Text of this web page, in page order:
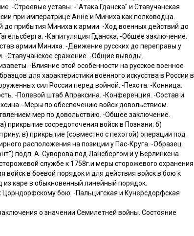
-Строевые уставы. -"Атака Гданска" и Ставучанская
при императрице Анне и Миниха как полководца.
до прибытия Миниха к армии. -Ход военных действий до
-Капитуляция Гданска. -Общее заключение.
армии Миниха. -Движение русских до переправы у
-Ставучанское сражение. -Общие выводы.
-Влияние этой особенности на русское военное
для характеристики военного искусства в России в
сил России перед войной. -Пехота. -Конница.
-Полевой штаб Апраксина. -Конференция. -Состав и
-Меры по обеспечению войск довольствием.
мер по довольствию. -Общее заключение.
прикрытие сосредоточения войск в Познани; б)
в) прикрытие (совместно с пехотой) операции под
расположения на позиции у Пас-Круга. -Образец
подп. А. Суворова под Лансбергом и у Берлинкена
службе к 1758г.и меры сторожевого охранения
в боевой порядок и для действия войск в бою к
каре в обыкновенный линейный порядок.
Цорндорфскому бою. -Пальцигская и Кунерсдорфская
о значении Семилетней войны. Состояние